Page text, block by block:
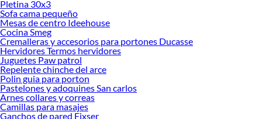
Pletina 30x3
Sofa cama pequeño
Mesas de centro Ideehouse
Cocina Smeg
Cremalleras y accesorios para portones Ducasse
Hervidores Termos hervidores
Juguetes Paw patrol
Repelente chinche del arce
Polin guia para porton
Pastelones y adoquines San carlos
Arnes collares y correas
Camillas para masajes
Ganchos de pared Fixser